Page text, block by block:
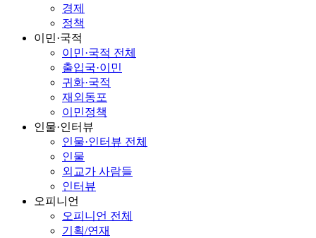
경제
정책
이민·국적
이민·국적 전체
출입국·이민
귀화·국적
재외동포
이민정책
인물·인터뷰
인물·인터뷰 전체
인물
외교가 사람들
인터뷰
오피니언
오피니언 전체
기획/연재